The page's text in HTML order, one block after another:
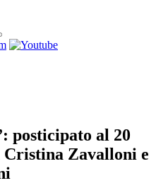
posticipato al 20
Zavalloni e